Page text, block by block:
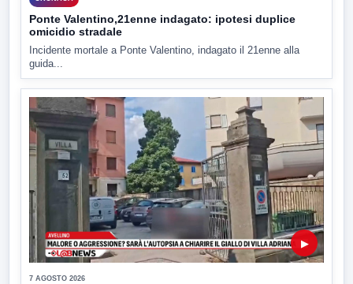
Ponte Valentino,21enne indagato: ipotesi duplice
omicidio stradale
Incidente mortale a Ponte Valentino, indagato il 21enne alla
guida...
▶
7 AGOSTO 2026